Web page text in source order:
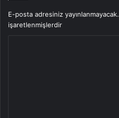
E-posta adresiniz yayınlanmayacak.
işaretlenmişlerdir